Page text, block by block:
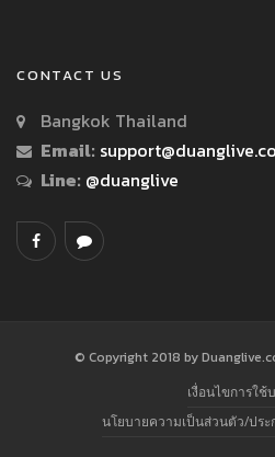
CONTACT US
Bangkok Thailand
Email:
Line: @duanglive
© Copyright 2018 by
เงื่อนไขการใช้
นโยบายความเป็นส่วนตัว/ปร